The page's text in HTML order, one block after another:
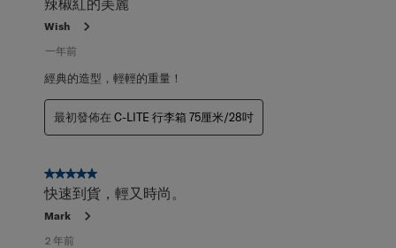
Wish
一年前
經典的造型，輕輕的重量！
最初發佈在 C-LITE 行李箱 75厘米/28吋
5星，共5星。
快速到貨，輕又時尚。
Mark
2 年前